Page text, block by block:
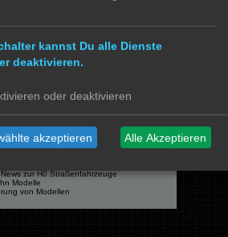
Instagram
<- Facebook
zur H0 Straßenfahrzeuge
Modelle
von Modellen
kannst Du alle Dienste
deaktivieren.
oder deaktivieren
akzeptieren Alle Akzeptieren